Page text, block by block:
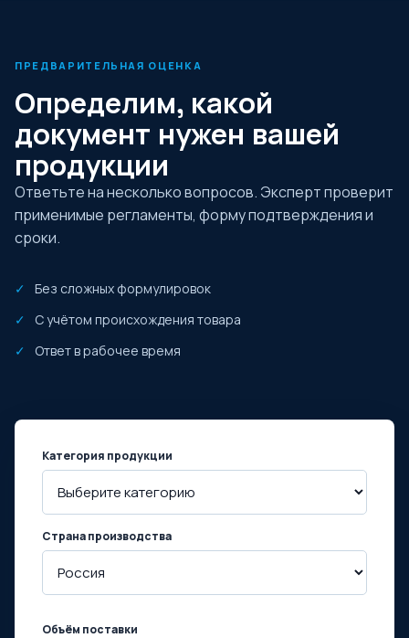
ПРЕДВАРИТЕЛЬНАЯ ОЦЕНКА
Определим, какой
документ нужен вашей
продукции
Ответьте на несколько вопросов. Эксперт проверит
применимые регламенты, форму подтверждения и
сроки.
Без сложных формулировок
С учётом происхождения товара
Ответ в рабочее время
Категория продукции
Страна производства
Объём поставки